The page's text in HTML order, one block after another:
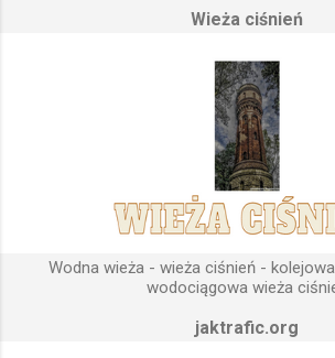
fundamenty modułu infrastruktury wodnej,
Podstawową funkcją wież ciśnień jest
wody do dystrybucji. Zasada działania
priorytetową przy projektowaniu wieży
odpowiedniego terenu pod przyszłe
Konstrukcja, aby mogła być w pełni
wybudowana na najwyższym lokalnym
gromadząca się woda w zbiorniku wieży
umieszczona wyżej, niż instalacje wodne
odbiorców. Schema...
Wieża ciśnień
Wodna wieża - wieża ciśnień -
wodociągowa wieża
jaktrafic.org